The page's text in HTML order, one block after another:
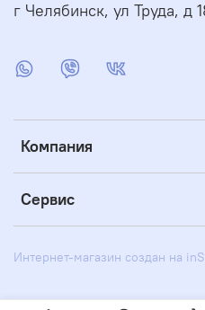
Компания
Сервис
г Челябинск, ул Труда, д
Интернет-магазин создан на